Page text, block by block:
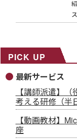
PICK UP
最新サービス
【講師派遣】
考える研修（半
【動画教材】
座